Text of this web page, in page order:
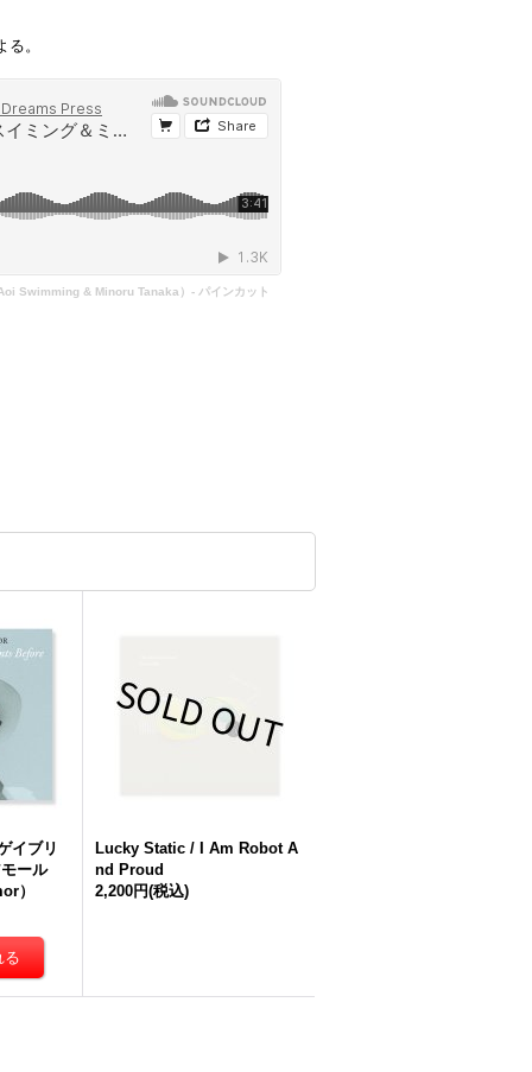
。
Swimming & Minoru Tanaka）- パインカット
イブリ
ール
）
Lucky Static / I Am Robot A
nd Proud
2,200円(税込)